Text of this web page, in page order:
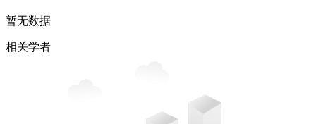
暂无数据
相关学者